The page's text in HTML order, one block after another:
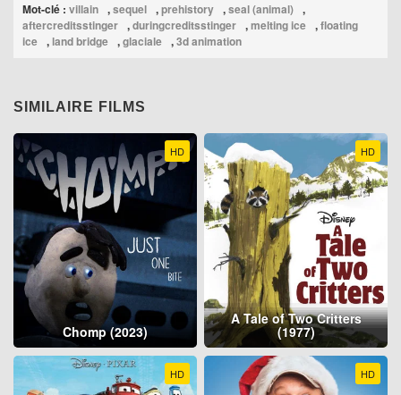
Mot-clé : villain ,sequel ,prehistory ,seal (animal) ,
aftercreditsstinger ,duringcreditsstinger ,melting ice ,floating
ice , land bridge ,glaciale ,3d animation
SIMILAIRE FILMS
HD
Chomp (2023)
HD
A Tale of Two Critters
(1977)
HD HD